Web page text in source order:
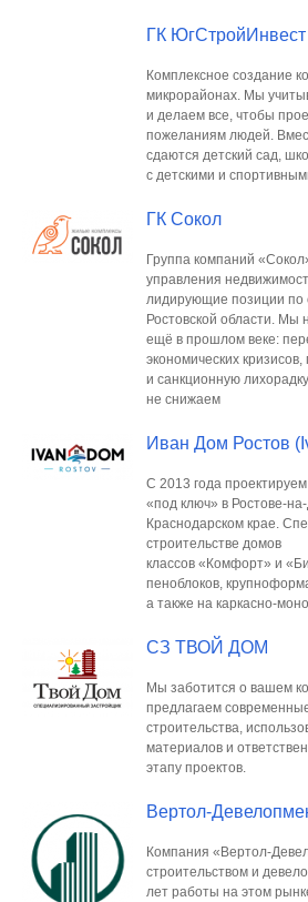
ГК ЮгСтройИнвест
Комплексное создание
микрорайонах. Мы
и делаем все, чтобы
пожеланиям людей.
сдаются детский сад,
с детскими и
ГК Сокол
Группа компаний
управления
лидирующие позиции по
Ростовской области. Мы
ещё в прошлом веке:
экономических
и санкционную
не снижаем
Иван Дом Ростов
С 2013 года
«под ключ» в Ростове-
Краснодарском крае.
строительстве домов
классов «Комфорт» и
пеноблоков,
а также на каркасно-
СЗ ТВОЙ ДОМ
Мы заботится о вашем
предлагаем
строительства,
материалов и
этапу проектов.
Вертол-
Компания «Вертол-
строительством и
лет работы на этом